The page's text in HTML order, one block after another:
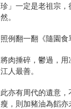
珍」一定是老祖宗
然。
照例翻一翻《隨園
將肉捶碎，鬱過，
江人最善。
此亦有周代的遺意
瘦，則加豬油為饀